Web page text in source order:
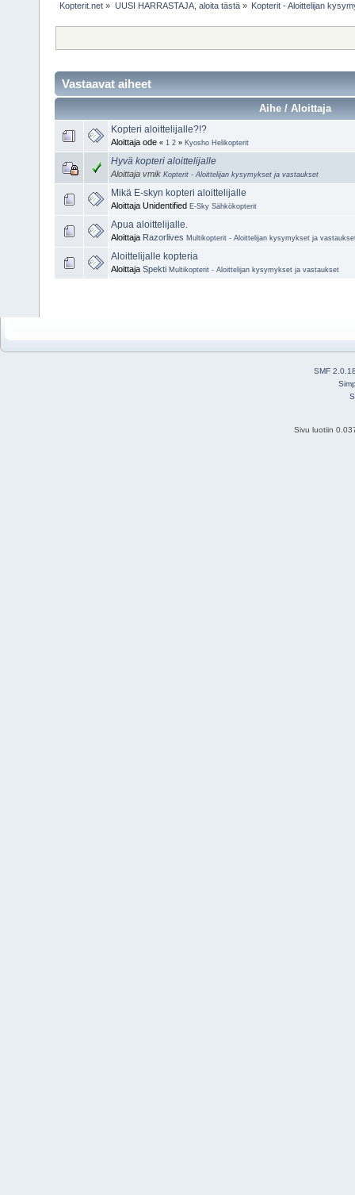
Kopterit.net » UUSI HARRASTAJA, aloita tästä» Kopterit - Aloittelijan
Vastaavat aiheet
Aihe / Aloittaja
Kopteri aloittelijalle?!?
Aloittaja ode « 1 2 » Kyosho Helikopterit
Hyvä kopteri aloittelijalle
Aloittaja vmik Kopterit - Aloittelijan kysymykset ja vastaukset
Mikä E-skyn kopteri aloittelijalle
Aloittaja Unidentified E-Sky Sähkökopterit
Apua aloittelijalle.
Aloittaja Razorlives Multikopterit - Aloittelijan kysymykset ja
Aloittelijalle kopteria
Aloittaja Spekti Multikopterit - Aloittelijan kysymykset ja vastaukset
SMF
Sivu luotiin